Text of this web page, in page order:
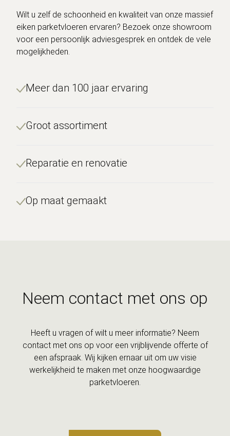
Wilt u zelf de schoonheid en kwaliteit van onze massief
eiken parketvloeren ervaren? Bezoek onze showroom
voor een persoonlijk adviesgesprek en ontdek de vele
mogelijkheden.
Meer dan 100 jaar ervaring
Groot assortiment
Reparatie en renovatie
Op maat gemaakt
Neem contact met ons op
Heeft u vragen of wilt u meer informatie? Neem
contact met ons op voor een vrijblijvende offerte of
een afspraak. Wij kijken ernaar uit om uw visie
werkelijkheid te maken met onze hoogwaardige
parketvloeren.